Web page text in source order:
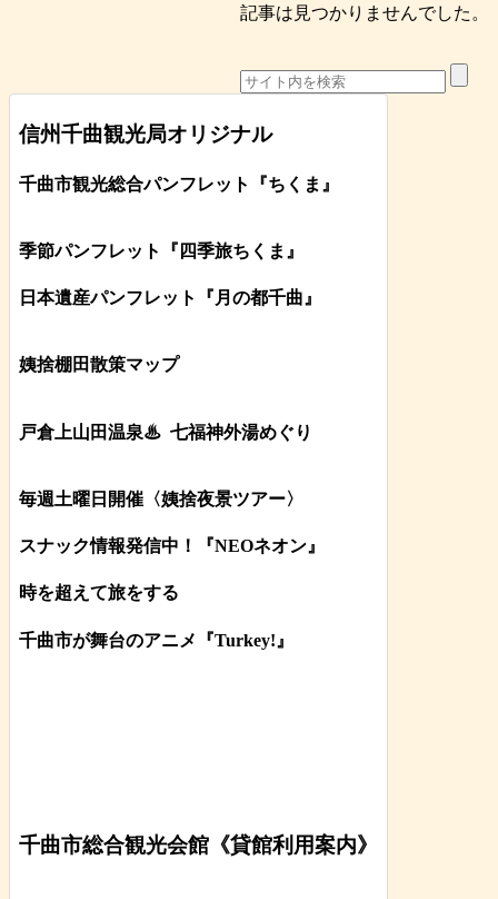
記事は見つかりませんでした。
信州千曲観光局オリジナル
千曲市観光総合パンフレット 『ちくま 』
季節パンフレット『四季旅ちくま』
日本遺産パンフレット 『月の都千曲 』
姨捨棚田散策マップ
戸倉上山田温泉♨ 七福神外湯めぐり
毎週土曜日開催〈姨捨夜景ツアー〉
スナック情報発信中！『NEOネオン』
時を超えて旅をする
千曲市が舞台のアニメ『Turkey!』
千曲市総合観光会館《貸館利用案内》